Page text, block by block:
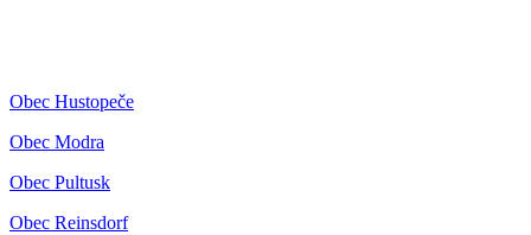
Obec Hustopeče
Obec Modra
Obec Pultusk
Obec Reinsdorf